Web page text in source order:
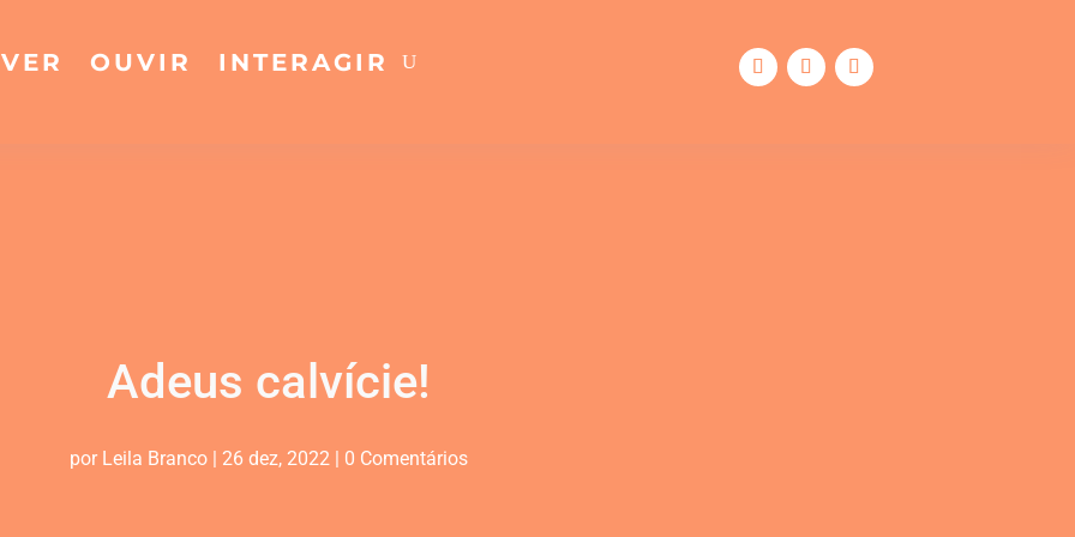
VER OUVIR INTERAGIR
Adeus calvície!
por Leila Branco | 26 dez, 2022 | 0 Comentários